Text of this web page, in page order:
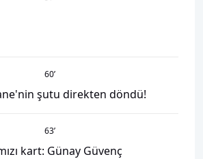
60’
şutu direkten döndü!
63’
kart: Günay Güvenç